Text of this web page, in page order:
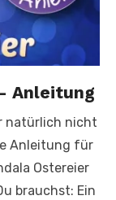
Anleitung
natürlich nicht
Anleitung für
Ostereier
brauchst: Ein